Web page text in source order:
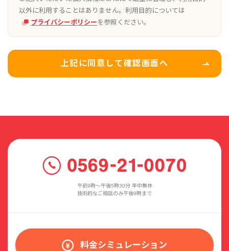
以外に利用することはありません。利用目的については
プライバシーポリシー を参照ください。
上記に同意して確認画面へ
午前9時〜午後5時30分 年中無休
技術的なご相談のみ午後9時まで
料金シミュレーション